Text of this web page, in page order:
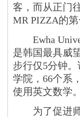
客，而从正门
MR PIZZA的第
Ewha
是韩国最具威
步行仅5分钟
学院，66个系
使用英文数学。
为了促进师